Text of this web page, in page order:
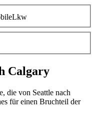
Lkw
Calgary
die von Seattle nach
für einen Bruchteil der